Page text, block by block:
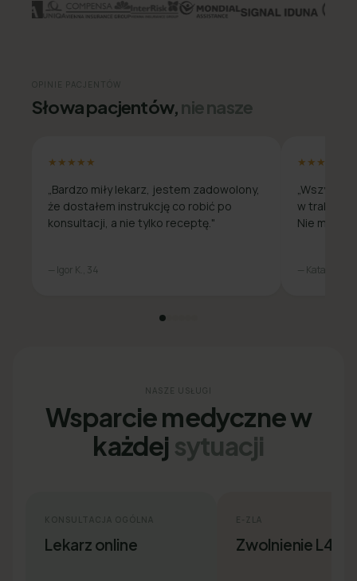
OPINIE PACJENTÓW
Słowa pacjentów,nie nasze
★★★★★
„Bardzo miły lekarz, jestem zadowolony,
że dostałem instrukcję co robić po
konsultacji, a nie tylko receptę."
— Igor K., 34
★★★★★
w trakcie
Nie
— Katarzyna
NASZE USŁUGI
Wsparcie medyczne w
każdej sytuacji
Lekarz online
E-ZLA
Zwolnienie L4